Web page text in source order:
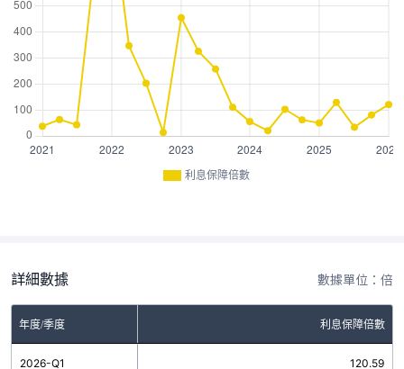
利息保障倍數
詳細數據 數據單位：倍
年度/季度 利息保障倍數
2026-Q1 120.59